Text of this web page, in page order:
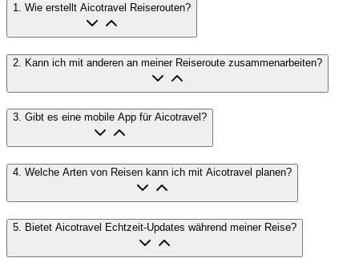
1 Wie erstellt Aicotravel Reiserouten?
2 Kann ich mit anderen an meiner Reiseroute zusammenarbeiten?
3. Gibt es eine mobile App für Aicotravel?
4. Welche Arten von Reisen kann ich mit Aicotravel planen?
5 Bietet Aicotravel Echtzeit-Updates während meiner Reise?